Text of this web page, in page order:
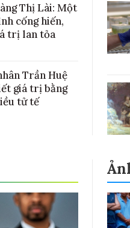
Thị Lài: Một
cống hiến,
trị lan tỏa
Trần Huệ
giá trị bằng
tử tế